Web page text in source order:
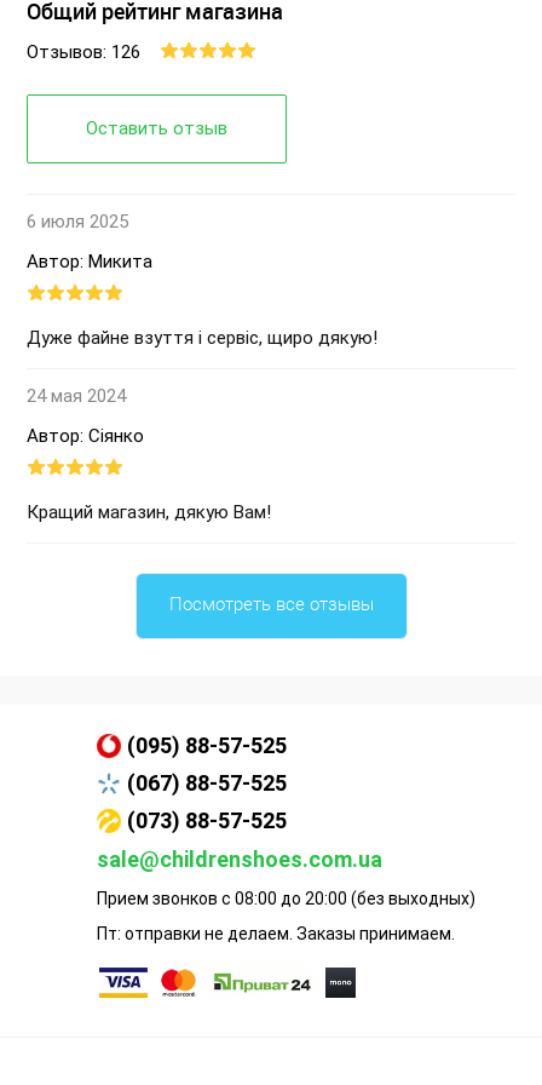
Общий рейтинг магазина
Отзывов: 126
Оставить отзыв
6 июля 2025
Автор: Микита
Дуже файне взуття і сервіс, щиро дякую!
24 мая 2024
Автор: Сіянко
Кращий магазин, дякую Вам!
Посмотреть все отзывы
(095) 88-57-525
(067) 88-57-525
(073) 88-57-525
sale@childrenshoes.com.ua
Прием звонков с 08:00 до 20:00 (без выходных)
Пт: отправки не делаем. Заказы принимаем.